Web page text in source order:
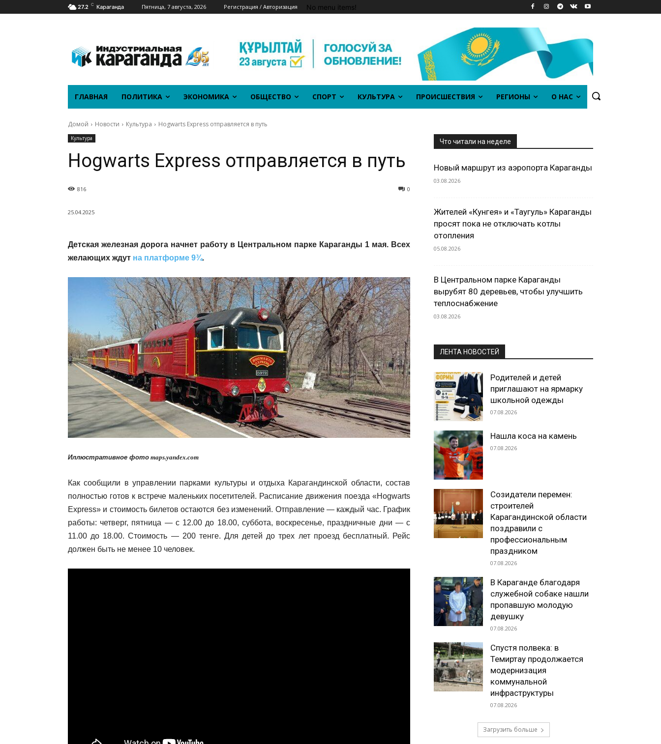
27.2 C Караганда Пятница, 7 августа, 2026 Регистрация / Авторизация No menu items!
ГЛАВНАЯ ПОЛИТИКА ЭКОНОМИКА ОБЩЕСТВО СПОРТ КУЛЬТУРА ПРОИСШЕСТВИЯ РЕГИОНЫ О НАС
Домой Новости Культура Hogwarts Express отправляется в путь
Культура
Hogwarts Express отправляется в путь
0
816
25.04.2025
Детская железная дорога начнет работу в Центральном парке Караганды 1 мая. Всех
желающих ждут на платформе 9¾.
Иллюстративное фото maps.yandex.com
Как сообщили в управлении парками культуры и отдыха Карагандинской области, состав
полностью готов к встрече маленьких посетителей. Расписание движения поезда «Hogwarts
Express» и стоимость билетов остаются без изменений. Отправление — каждый час. График
работы: четверг, пятница — с 12.00 до 18.00, суббота, воскресенье, праздничные дни — с
11.00 до 18.00. Стоимость — 200 тенге. Для детей до трех лет проезд бесплатный. Рейс
должен быть не менее 10 человек.
Что читали на неделе
Новый маршрут из аэропорта Караганды
03.08.2026
Жителей «Кунгея» и «Таугуль» Караганды
просят пока не отключать котлы
отопления
05.08.2026
В Центральном парке Караганды
вырубят 80 деревьев, чтобы улучшить
теплоснабжение
03.08.2026
ЛЕНТА НОВОСТЕЙ
Родителей и детей
приглашают на ярмарку
школьной одежды
07.08.2026
Нашла коса на камень
07.08.2026
Созидатели перемен:
строителей
Карагандинской области
поздравили с
профессиональным
праздником
07.08.2026
В Караганде благодаря
служебной собаке нашли
пропавшую молодую
девушку
07.08.2026
Спустя полвека: в
Темиртау продолжается
модернизация
коммунальной
инфраструктуры
07.08.2026
Загрузить больше